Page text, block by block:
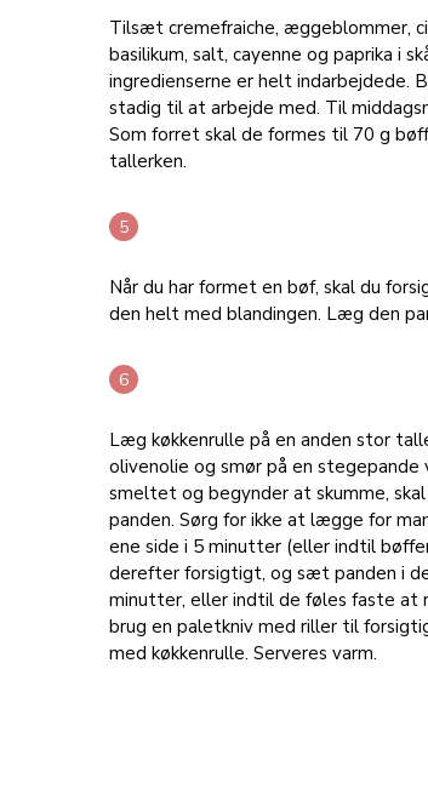
Tilsæt cremefraiche, æggeblommer,
basilikum, salt, cayenne og paprika i
ingredienserne er helt indarbejdede.
stadig til at arbejde med. Til
Som forret skal de formes til 70 g
tallerken.
Når du har formet en bøf, skal du
den helt med blandingen. Læg den
Læg køkkenrulle på en anden stor
olivenolie og smør på en
smeltet og begynder at skumme,
panden. Sørg for ikke at lægge for
ene side i 5 minutter (eller indtil
derefter forsigtigt, og sæt panden i
minutter, eller indtil de føles faste at
brug en paletkniv med riller til
med køkkenrulle. Serveres varm.